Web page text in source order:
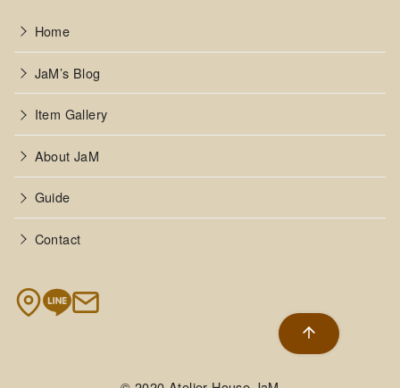
Home
JaM’s Blog
Item Gallery
About JaM
Guide
Contact